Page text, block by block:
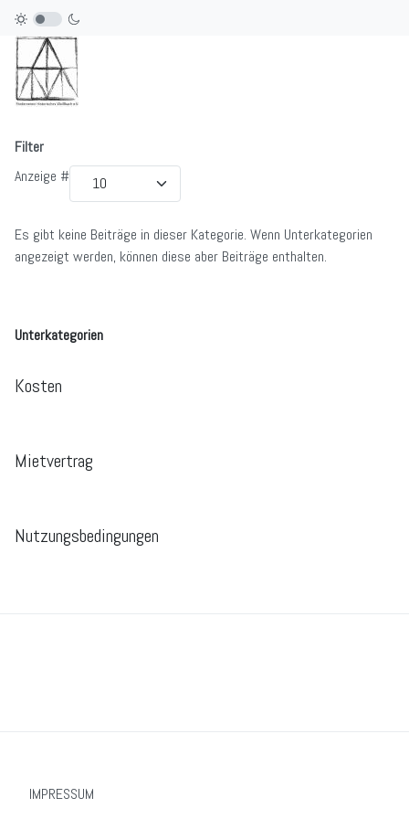
Filter
Anzeige #
Es gibt keine Beiträge in dieser Kategorie. Wenn Unterkategorien
angezeigt werden, können diese aber Beiträge enthalten.
Unterkategorien
Kosten
Mietvertrag
Nutzungsbedingungen
IMPRESSUM